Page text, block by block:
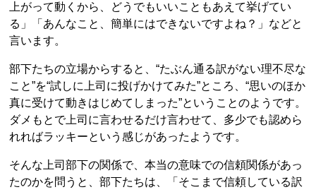
上がって動くから、どうでもいいこともあえて挙げてい
る」「あんなこと、簡単にはできないですよね？」などと
言います。
部下たちの立場からすると、“たぶん通る訳がない理不尽な
こと”を“試しに上司に投げかけてみた”ところ、“思いのほか
真に受けて動きはじめてしまった”ということのようです。
ダメもとで上司に言わせるだけ言わせて、多少でも認めら
れればラッキーという感じがあったようです。
そんな上司部下の関係で、本当の意味での信頼関係があっ
たのかを問うと、部下たちは、「そこまで信頼している訳